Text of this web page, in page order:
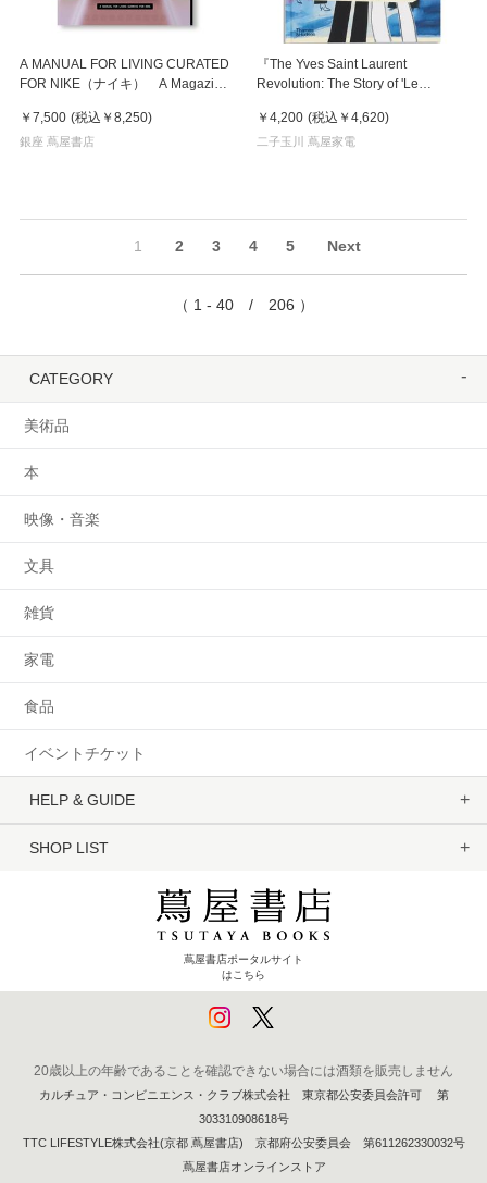
A MANUAL FOR LIVING CURATED
FOR NIKE（ナイキ） A Magazine
￥7,500 (税込 ￥8,250)
銀座 蔦屋書店
『The Yves Saint Laurent
Revolution: The Story of 'Le
￥4,200 (税込 ￥4,620)
二子玉川 蔦屋家電
1 2 3 4 5 Next
（ 1 - 40 / 206 ）
CATEGORY
美術品
本
映像・音楽
文具
雑貨
家電
食品
イベントチケット
HELP & GUIDE
SHOP LIST
蔦屋書店ポータルサイト
はこちら
20歳以上の年齢であることを確認できない場合には酒類を販売しません
カルチュア・コンビニエンス・クラブ株式会社 東京都公安委員会許可 第
303310908618号
TTC LIFESTYLE株式会社(京都 蔦屋書店) 京都府公安委員会 第611262330032号
蔦屋書店オンラインストア